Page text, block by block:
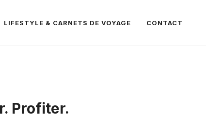
LIFESTYLE & CARNETS DE VOYAGE CONTACT
Profiter.